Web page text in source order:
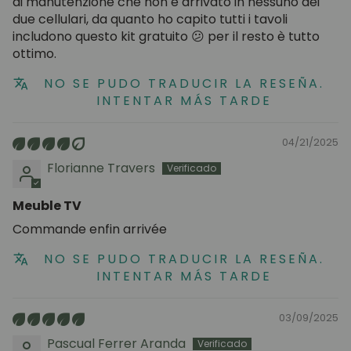
due cellulari, da quanto ho capito tutti i tavoli
includono questo kit gratuito 😕 per il resto è tutto
ottimo.
NO SE PUDO TRADUCIR LA RESEÑA.
INTENTAR MÁS TARDE
04/21/2025
Florianne Travers
Meuble TV
Commande enfin arrivée
NO SE PUDO TRADUCIR LA RESEÑA.
INTENTAR MÁS TARDE
03/09/2025
Pascual Ferrer Aranda